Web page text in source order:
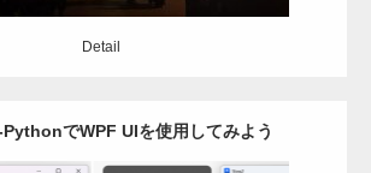
Detail
でWPF UIを使用してみよう